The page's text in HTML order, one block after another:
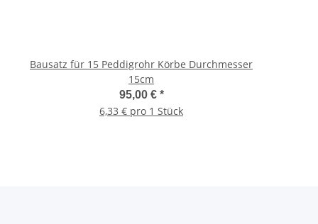
Bausatz für 15 Peddigrohr Körbe Durchmesser
15cm
95,00 € *
6,33 € pro 1 Stück